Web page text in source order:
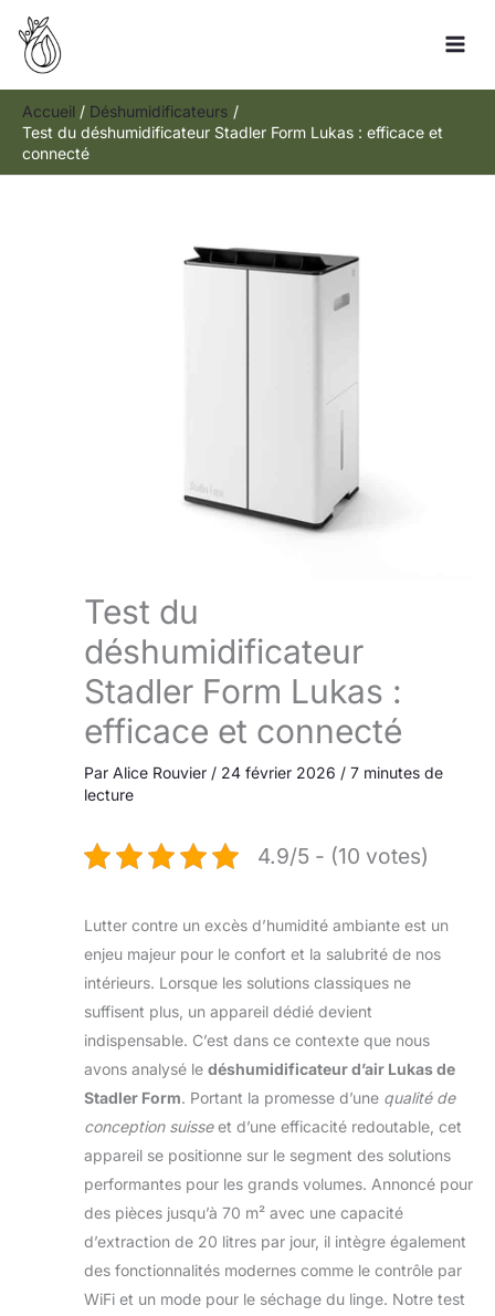
Aller
contenu
Accueil
Déshumidificateurs
Test du déshumidificateur Stadler Form Lukas : efficace et
connecté
Test du
déshumidificateur
Stadler Form Lukas :
efficace et connecté
Par Alice Rouvier / 24 février 2026 / 7 minutes de
lecture
4.9/5 - (10 votes)
Lutter contre un excès d’humidité ambiante est un
enjeu majeur pour le confort et la salubrité de nos
intérieurs. Lorsque les solutions classiques ne
suffisent plus, un appareil dédié devient
indispensable. C’est dans ce contexte que nous
avons analysé le déshumidificateur d’air Lukas de
Stadler Form. Portant la promesse d’une qualité de
conception suisseet d’une efficacité redoutable, cet
appareil se positionne sur le segment des solutions
performantes pour les grands volumes. Annoncé pour
des pièces jusqu’à 70 m² avec une capacité
d’extraction de 20 litres par jour, il intègre également
des fonctionnalités modernes comme le contrôle par
WiFi et un mode pour le séchage du linge. Notre test
R
e
h
e